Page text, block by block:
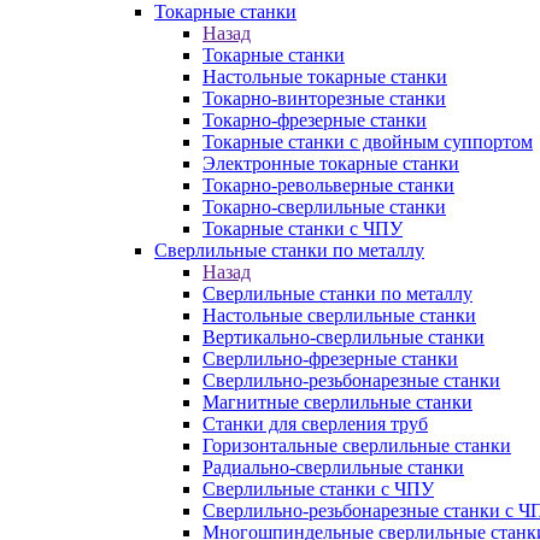
Токарные станки
Назад
Токарные станки
Настольные токарные станки
Токарно-винторезные станки
Токарно-фрезерные станки
Токарные станки с двойным суппортом
Электронные токарные станки
Токарно-револьверные станки
Токарно-сверлильные станки
Токарные станки с ЧПУ
Сверлильные станки по металлу
Назад
Сверлильные станки по металлу
Настольные сверлильные станки
Вертикально-сверлильные станки
Сверлильно-фрезерные станки
Сверлильно-резьбонарезные станки
Магнитные сверлильные станки
Станки для сверления труб
Горизонтальные сверлильные станки
Радиально-сверлильные станки
Сверлильные станки с ЧПУ
Сверлильно-резьбонарезные станки с
Многошпиндельные сверлильные